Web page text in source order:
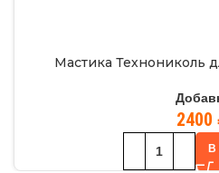
Мастика Технониколь
2400
В